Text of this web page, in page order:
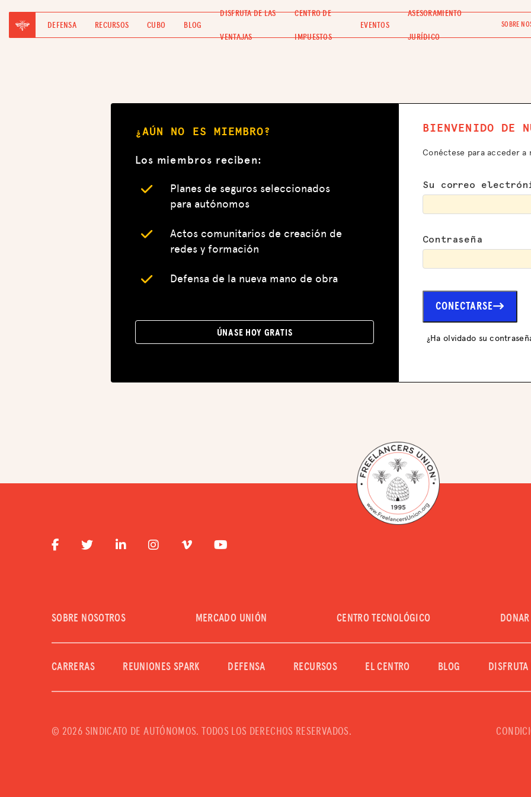
CUBO
ASESORAMIENTO JURÍDICO
DEFENSA RECURSOS CUBO BLOG
DISFRUTA DE LAS
VENTAJAS
CENTRO DE
IMPUESTOS
EVENTOS
ASESORAMIENTO
JURÍDICO
SOBRE
¿AÚN NO ES MIEMBRO?
Los miembros reciben:
Planes de seguros seleccionados
para autónomos
Actos comunitarios de creación de
redes y formación
Defensa de la nueva mano de obra
ÚNASE HOY GRATIS
BIENVENIDO DE
Conéctese para acceder a
Su correo
Contraseña
CONECTARSE
¿Ha olvidado su
SOBRE NOSOTROS MERCADO UNIÓN CENTRO TECNOLÓGICO DONAR
CARRERAS REUNIONES SPARK DEFENSA RECURSOS EL CENTRO BLOG
© 2026 SINDICATO DE AUTÓNOMOS. TODOS LOS DERECHOS RESERVADOS.